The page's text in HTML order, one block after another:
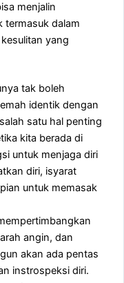
menjalin
termasuk dalam
yang
tak boleh
identik dengan
satu hal penting
kita berada di
untuk menjaga diri
diri, isyarat
untuk memasak
angin, dan
akan ada pentas
instrospeksi diri.